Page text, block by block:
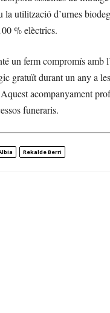
utilització d’urnes
% elèctrics.
un ferm compromís
durant un any a
acompanyament
funeraris.
Rekalde Berri